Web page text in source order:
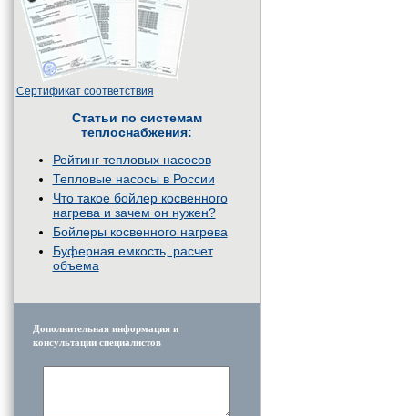
Сертификат соответствия
Статьи по системам
теплоснабжения:
Рейтинг тепловых насосов
Тепловые насосы в России
Что такое бойлер косвенного
нагрева и зачем он нужен?
Бойлеры косвенного нагрева
Буферная емкость, расчет
объема
Дополнительная информация и
консультации специалистов